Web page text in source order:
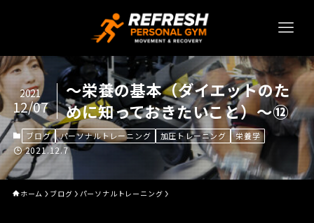
～栄養の基本（ダイエットのた
めに知っておきたいこと）～⑫
2021
12/07
ブログ パーソナルトレーニング 加圧トレーニング 栄養学
2021.12.7
ホーム ブログ パーソナルトレーニング